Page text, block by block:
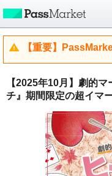
【重要】
【2025年10月】劇的
チ』期間限定の超イマ